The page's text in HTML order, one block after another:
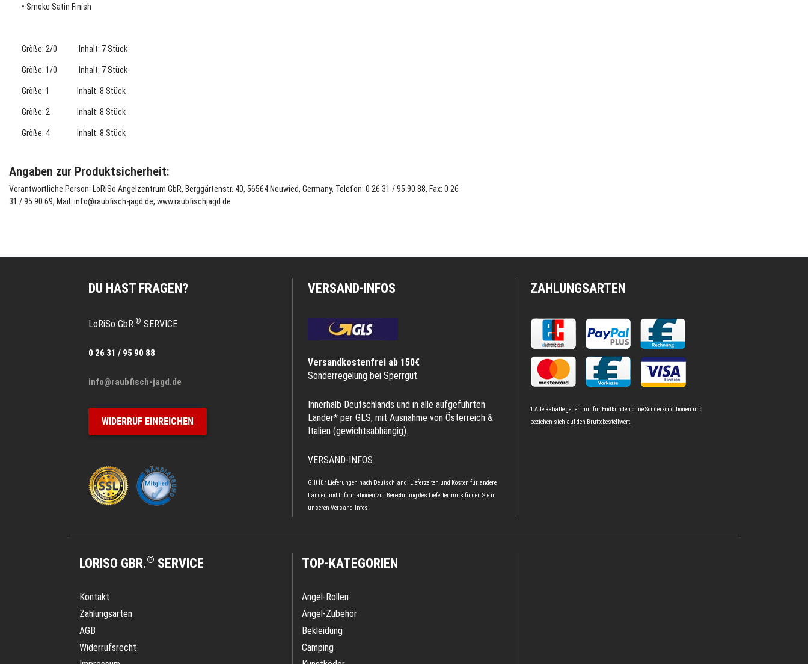
• Smoke Satin Finish
Größe: 2/0 Inhalt: 7 Stück
Größe: 1/0 Inhalt: 7 Stück
Größe: 1 Inhalt: 8 Stück
Größe: 2 Inhalt: 8 Stück
Größe: 4 Inhalt: 8 Stück
Angaben zur Produktsicherheit:
Verantwortliche Person: LoRiSo Angelzentrum GbR, Berggärtenstr. 40, 56564 Neuwied, Germany, Telefon: 0 26 31 / 95 90 88, Fax: 0 26
31 / 95 90 69, Mail: info@raubfisch-jagd.de, www.raubfischjagd.de
DU HAST FRAGEN?
LoRiSo GbR.® SERVICE
0 26 31 / 95 90 88
info@raubfisch-jagd.de
WIDERRUF EINREICHEN
VERSAND-INFOS
Versandkostenfrei ab 150€
Sonderregelung bei Sperrgut.
Innerhalb Deutschlands und in alle aufgeführten
Länder* per GLS, mit Ausnahme von Österreich &
Italien (gewichtsabhängig).
VERSAND-INFOS
Gilt für Lieferungen nach Deutschland. Lieferzeiten und Kosten für andere
Länder und Informationen zur Berechnung des Liefertermins finden Sie in
unseren Versand-Infos.
ZAHLUNGSARTEN
1 Alle Rabatte gelten nur für Endkunden ohne Sonderkonditionen und
beziehen sich auf den Bruttobestellwert.
LORISO GBR.® SERVICE
Kontakt
Zahlungsarten
AGB
Widerrufsrecht
TOP-KATEGORIEN
Angel-Rollen
Angel-Zubehör
Bekleidung
Camping